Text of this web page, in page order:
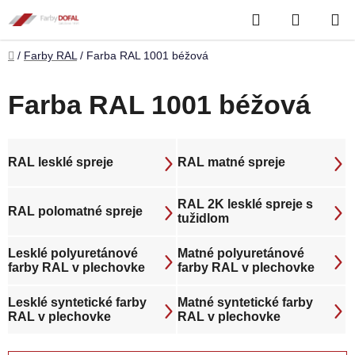
na
obsah
Hľadať
KOŠÍK
Domov
/ Farby RAL / Farba RAL 1001 béžová
Farba RAL 1001 béžová
RAL lesklé spreje RAL matné spreje
RAL polomatné spreje
RAL 2K lesklé spreje s
tužidlom
Lesklé polyuretánové
farby RAL v plechovke
Matné polyuretánové
farby RAL v plechovke
Lesklé syntetické farby
RAL v plechovke
Matné syntetické farby
RAL v plechovke